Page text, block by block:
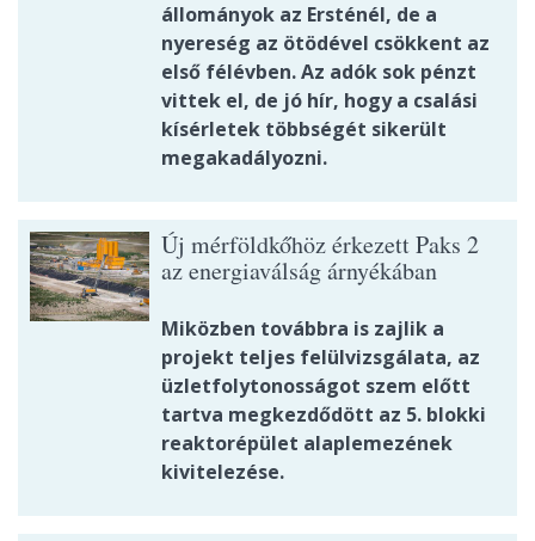
állományok az Ersténél, de a
nyereség az ötödével csökkent az
első félévben. Az adók sok pénzt
vittek el, de jó hír, hogy a csalási
kísérletek többségét sikerült
megakadályozni.
Új mérföldkőhöz érkezett Paks 2
az energiaválság árnyékában
Miközben továbbra is zajlik a
projekt teljes felülvizsgálata, az
üzletfolytonosságot szem előtt
tartva megkezdődött az 5. blokki
reaktorépület alaplemezének
kivitelezése.